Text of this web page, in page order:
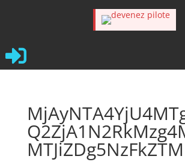

MTJiZDg5NzFkZTM